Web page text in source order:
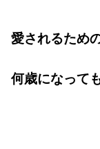
愛されるため
何歳になって